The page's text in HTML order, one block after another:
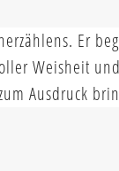
Er
Weisheit
Ausdruck